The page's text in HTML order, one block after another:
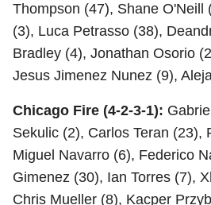
Thompson (47), Shane O'Neill
(3), Luca Petrasso (38),
Bradley (4), Jonathan Osorio
Jesus Jimenez Nunez (9),
Chicago Fire (4-2-3-1):
Sekulic (2), Carlos Teran (23),
Miguel Navarro (6), Federico
Gimenez (30), Ian Torres (7),
Chris Mueller (8), Kacper